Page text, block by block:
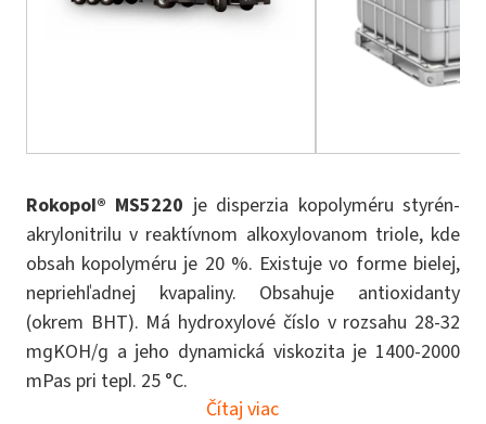
Rokopol® MS5220 je disperzia kopolyméru styrén-
akrylonitrilu v reaktívnom alkoxylovanom triole, kde
obsah kopolyméru je 20 %. Existuje vo forme bielej,
nepriehľadnej kvapaliny. Obsahuje antioxidanty
(okrem BHT). Má hydroxylové číslo v rozsahu 28-32
mgKOH/g a jeho dynamická viskozita je 1400-2000
mPas pri tepl. 25 °C.
Čítaj viac